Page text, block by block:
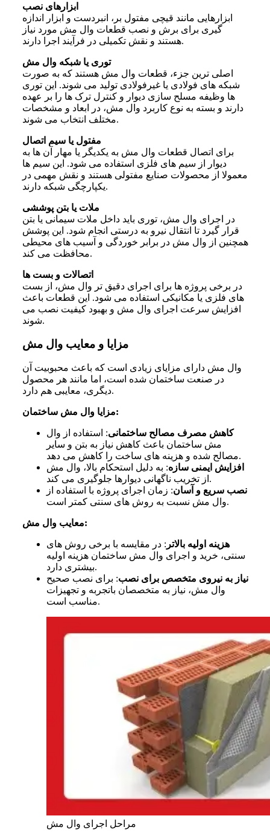
ابزارهای نصب
ابزارهایی مانند قیچی مفتول بر، انبردست و ابزار اندازه
گیری برای برش و نصب قطعات وال مش مورد نیاز
هستند و نقش تکمیلی در فرآیند اجرا دارند.
توری یا شبکه وال مش
اصلی ترین جزء، قطعات وال مش هستند که به صورت
شبکه های فولادی یا غیرفولادی تولید می شوند. این توری
ها وظیفه مسلح سازی دیوار و کنترل ترک ها را بر عهده
دارند و بسته به نوع کاربرد وال مش، در ابعاد و مشخصات
مختلف انتخاب می شوند.
مفتول یا سیم اتصال
برای اتصال قطعات وال مش به یکدیگر یا مهار آن ها به
دیوار از سیم های فلزی استفاده می شود. این سیم ها
معمولا از محصولات صنایع مفتولی هستند و نقش مهمی در
یکپارچگی شبکه دارند.
ملات یا بتن پوششی
در اجرای وال مش، توری باید داخل ملات سیمانی یا بتن
قرار گیرد تا انتقال نیرو به درستی انجام شود. این پوشش
همچنین از وال مش در برابر خوردگی و آسیب های محیطی
محافظت می کند.
اتصالات و بست ها
در برخی پروژه ها برای اجرای دقیق تر وال مش، از بست
های فلزی یا مکانیکی استفاده می شود. این قطعات باعث
افزایش سرعت اجرای وال مش و بهبود کیفیت نصب می
شوند.
مزایا و معایب وال مش
وال مش دارای مزایای زیادی است که باعث محبوبیت آن
در صنعت ساختمان شده است، اما مانند هر محصول
دیگری، معایبی هم دارد.
مزایا وال مش ساختمان:
کاهش مصرف مصالح ساختمانی: استفاده از وال
مش ساختمان باعث کاهش نیاز به بتن و سایر
مصالح شده و هزینه های ساخت را کاهش می دهد.
افزایش ایمنی سازه: به دلیل استحکام بالا، وال مش
از تخریب ناگهانی دیوارها جلوگیری می کند.
نصب سریع و آسان: زمان اجرای پروژه با استفاده از
وال مش نسبت به روش های سنتی کمتر است.
معایب وال مش:
هزینه اولیه بالاتر :در مقایسه با برخی روش های
سنتی، خرید و اجرای وال مش ساختمان هزینه اولیه
بیشتری دارد.
نیاز به نیروی متخصص برای نصب: برای نصب صحیح
وال مش، نیاز به متخصصان باتجربه و تجهیزات
مناسب است.
مراحل اجرای وال مش